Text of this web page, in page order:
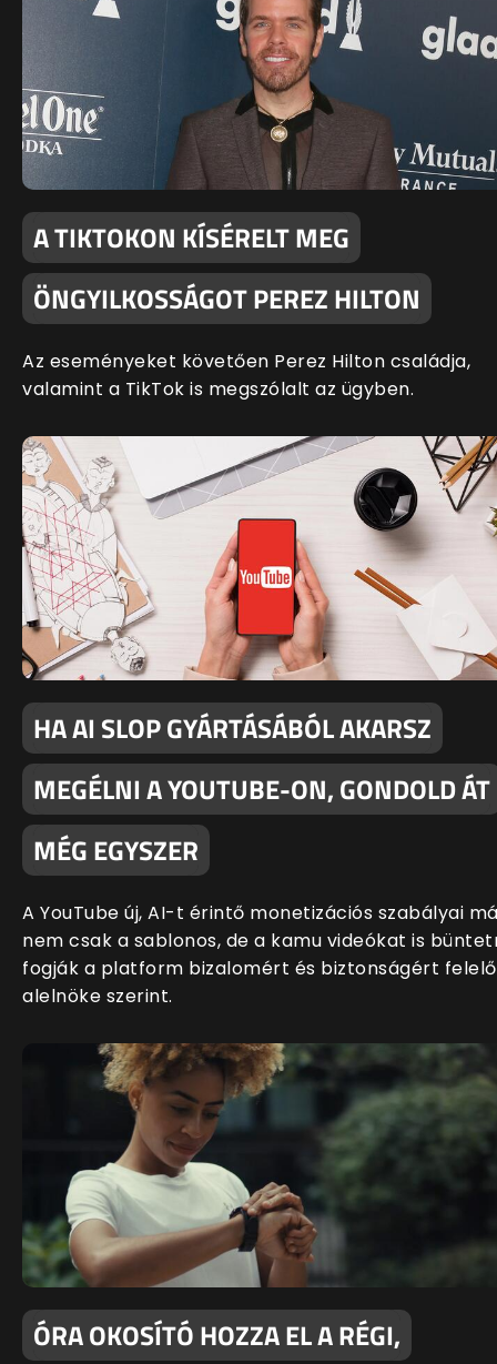
A TIKTOKON KÍSÉRELT MEG
ÖNGYILKOSSÁGOT PEREZ HILTON
Az eseményeket követően Perez Hilton családja,
valamint a TikTok is megszólalt az ügyben.
HA AI SLOP GYÁRTÁSÁBÓL AKARSZ
MEGÉLNI A YOUTUBE-ON, GONDOLD ÁT
MÉG EGYSZER
A YouTube új, AI-t érintő monetizációs szabályai
nem csak a sablonos, de a kamu videókat is
fogják a platform bizalomért és biztonságért
alelnöke szerint.
ÓRA OKOSÍTÓ HOZZA EL A RÉGI,